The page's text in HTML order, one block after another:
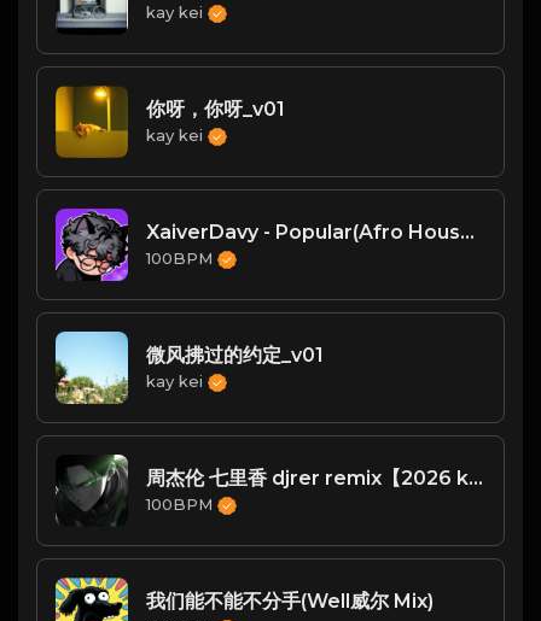
kay kei
你呀，你呀_v01
kay kei
XaiverDavy - Popular(Afro House Remix)
100BPM
微风拂过的约定_v01
kay kei
周杰伦 七里香 djrer remix【2026 k 弹 】
100BPM
我们能不能不分手(Well威尔 Mix)